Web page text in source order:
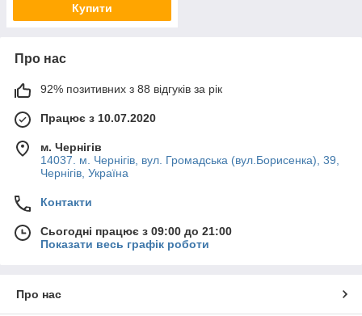
Купити
Про нас
92% позитивних з 88 відгуків за рік
Працює з 10.07.2020
м. Чернігів
14037. м. Чернігів, вул. Громадська (вул.Борисенка), 39,
Чернігів, Україна
Контакти
Сьогодні працює з 09:00 до 21:00
Показати весь графік роботи
Про нас